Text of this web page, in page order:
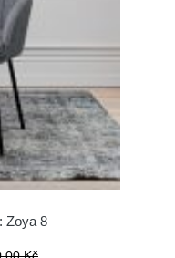
Zoya 8
Kč